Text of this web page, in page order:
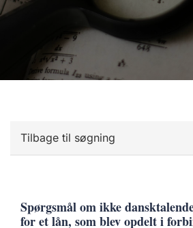
Tilbage til søgning
Spørgsmål om ikke
for et lån, som blev opdelt i